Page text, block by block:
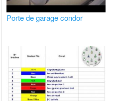
Porte de garage condor